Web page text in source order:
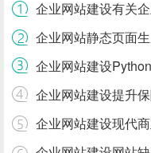
企业网站建设有关
企业网站静态页面
企业网站建设Python
企业网站建设提升
企业网站建设现代